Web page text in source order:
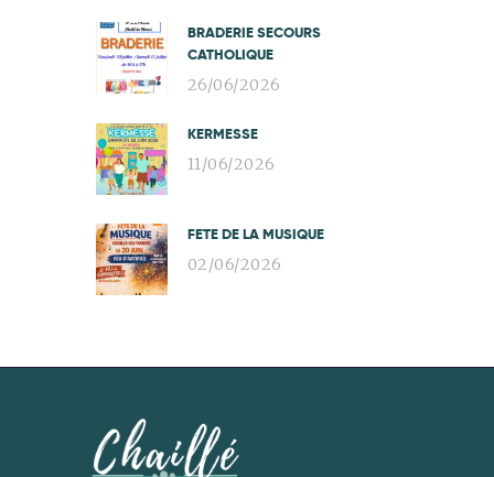
BRADERIE SECOURS
CATHOLIQUE
26/06/2026
KERMESSE
11/06/2026
FETE DE LA MUSIQUE
02/06/2026